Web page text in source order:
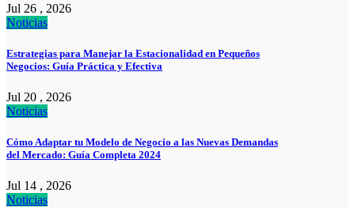
Jul 26 , 2026
Noticias
Estrategias para Manejar la Estacionalidad en Pequeños
Negocios: Guía Práctica y Efectiva
Jul 20 , 2026
Noticias
Cómo Adaptar tu Modelo de Negocio a las Nuevas Demandas
del Mercado: Guía Completa 2024
Jul 14 , 2026
Noticias